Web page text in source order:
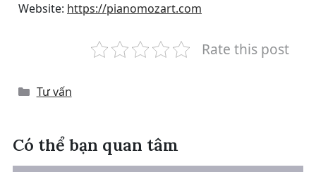
Website: https://pianomozart.com
Rate this post
Categories
Tư vấn
Có thể bạn quan tâm